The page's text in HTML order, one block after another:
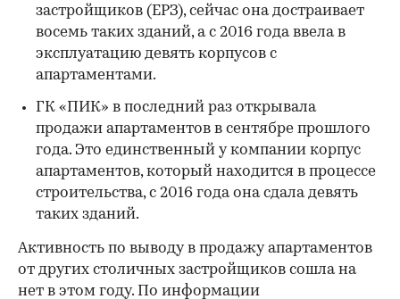
застройщиков (ЕРЗ), сейчас она достраивает
восемь таких зданий, а с 2016 года ввела в
эксплуатацию девять корпусов с
апартаментами.
ГК «ПИК» в последний раз открывала
продажи апартаментов в сентябре прошлого
года. Это единственный у компании корпус
апартаментов, который находится в процессе
строительства, с 2016 года она сдала девять
таких зданий.
Активность по выводу в продажу апартаментов
от других столичных застройщиков сошла на
нет в этом году. По информации